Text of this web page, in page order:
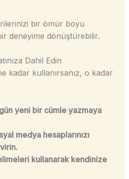
bir ömür boyu
deneyime dönüştürebilir.
Dahil Edin
kadar kullanırsanız, o kadar
yeni bir cümle yazmaya
medya hesaplarınızı
kullanarak kendinize